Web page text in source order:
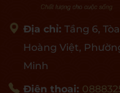
Địa chỉ: Tầng 6,
Hoàng Việt,
Minh
Điện thoại: